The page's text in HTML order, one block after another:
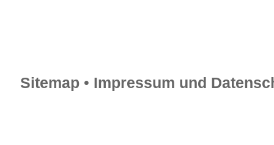
Sitemap • Impressum und